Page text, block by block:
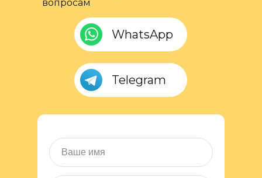
вопросам
Telegram
WhatsApp